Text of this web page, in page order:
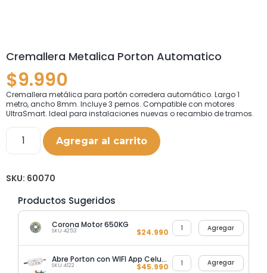
Cremallera Metalica Porton Automatico
$9.990
Cremallera metálica para portón corredera automático. Largo 1
metro, ancho 8mm. Incluye 3 pernos. Compatible con motores
UltraSmart. Ideal para instalaciones nuevas o recambio de tramos.
Agregar al carrito
SKU: 60070
Productos Sugeridos
Corona Motor 650KG
SKU 4253 $24.990 Agregar
Abre Porton con WIFI App Celular
SKU 4122 $45.990 Agregar